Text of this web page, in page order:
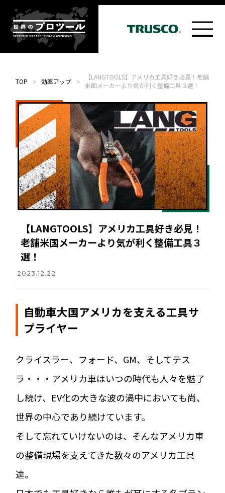
TOP > 効率アップ >
【LANGTOOLS】アメリカ工具好き必見！老舗
米国メーカーより気が利く整備工具３選！
【LANGTOOLS】アメリカ工具好き必見！
老舗米国メーカーより気が利く整備工具３
選！
2023.12.22
自動車大国アメリカを支える工具サ
プライヤー
クライスラー、フォード、GM、そしてテス
ラ・・・アメリカ車はいつの時代も人々を魅了
し続け、EV化の大きな波の渦中においても尚、
世界の中心であり続けています。
そして忘れていけないのは、そんなアメリカ車
の整備現場を支えてきた数々のアメリカ工具
達。